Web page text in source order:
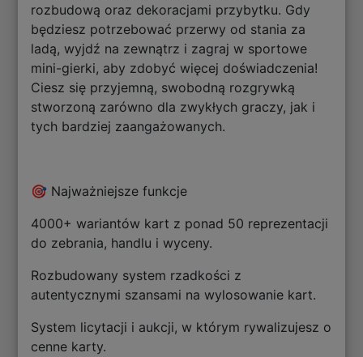
rozbudową oraz dekoracjami przybytku. Gdy
będziesz potrzebować przerwy od stania za
ladą, wyjdź na zewnątrz i zagraj w sportowe
mini-gierki, aby zdobyć więcej doświadczenia!
Ciesz się przyjemną, swobodną rozgrywką
stworzoną zarówno dla zwykłych graczy, jak i
tych bardziej zaangażowanych.
🎯 Najważniejsze funkcje
4000+ wariantów kart z ponad 50 reprezentacji
do zebrania, handlu i wyceny.
Rozbudowany system rzadkości z
autentycznymi szansami na wylosowanie kart.
System licytacji i aukcji, w którym rywalizujesz o
cenne karty.